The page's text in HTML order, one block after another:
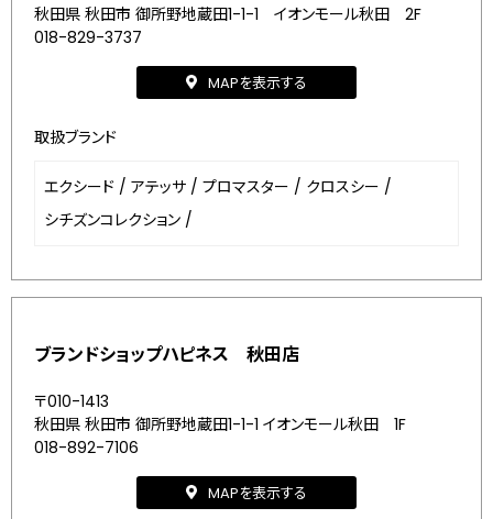
秋田県 秋田市 御所野地蔵田1-1-1 イオンモール秋田 2F
018-829-3737
MAPを表示する
取扱ブランド
エクシード / アテッサ / プロマスター / クロスシー /
シチズンコレクション /
ブランドショップハピネス 秋田店
〒010-1413
秋田県 秋田市 御所野地蔵田1-1-1 イオンモール秋田 1F
018-892-7106
MAPを表示する